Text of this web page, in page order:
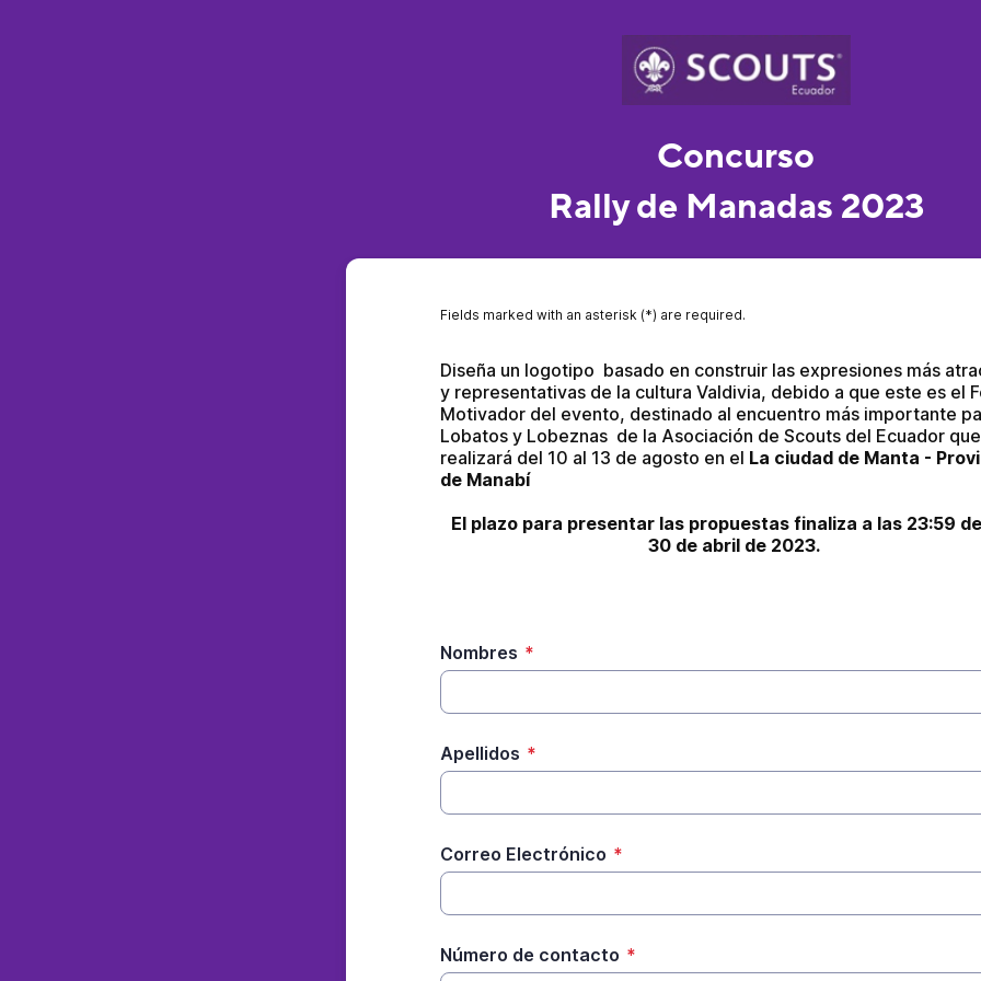
Concurso
Rally de Manadas 2023
Fields marked with an asterisk (*) are required.
Diseña un logotipo  basado en construir las expresiones más
y representativas de la cultura Valdivia, debido a que este es el
Motivador del evento, destinado al encuentro más importante
Lobatos y Lobeznas  de la Asociación de Scouts del Ecuador
realizará del 10 al 13 de agosto en el La ciudad de Manta -
de Manabí
El plazo para presentar las propuestas finaliza a las 23:59
30 de abril de 2023.
Nombres *
Apellidos *
Correo Electrónico *
Número de contacto *